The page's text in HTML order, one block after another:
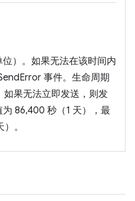
）。如果无法在该时间内
事件。生命周期
果无法立即发送，则发
86,400 秒（1 天），最
。